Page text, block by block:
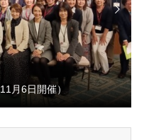
月6日開催）
